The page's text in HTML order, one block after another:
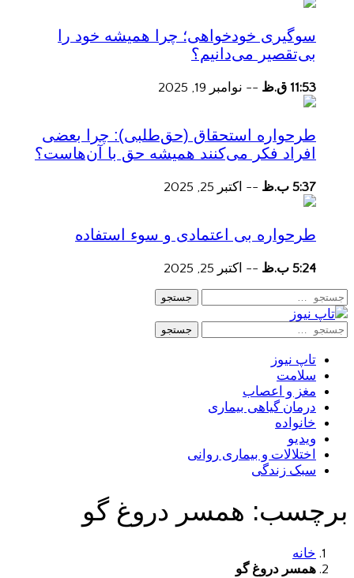
سوگیری خودخواهی؛ چرا همیشه خود را
بی‌تقصیر می‌دانیم؟
11:53 ق.ظ -- نوامبر 19, 2025
طرحواره استحقاق (حق‌طلبی): چرا بعضی
افراد فکر می‌کنند همیشه حق با آن‌هاست؟
5:37 ب.ظ -- اکتبر 25, 2025
طرحواره بی اعتمادی و سوء استفاده
5:24 ب.ظ -- اکتبر 25, 2025
جستجو
جستجو
تاپ نیوز
سلامت
مغز و اعصاب
درمان گیاهی بیماری
خانواده
ویدیو
اختلالات و بیماری روانی
سبک زندگی
برچسب: همسر دروغ گو
خانه
همسر دروغ گو